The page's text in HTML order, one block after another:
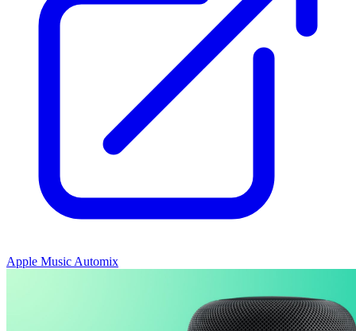
Apple Music Automix